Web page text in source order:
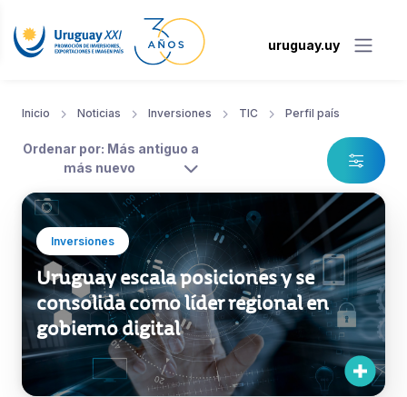
uruguay.uy
Inicio Noticias Inversiones TIC Perfil país
Ordenar por: Más antiguo a
más nuevo
Inversiones
Uruguay escala posiciones y se
consolida como líder regional en
gobierno digital